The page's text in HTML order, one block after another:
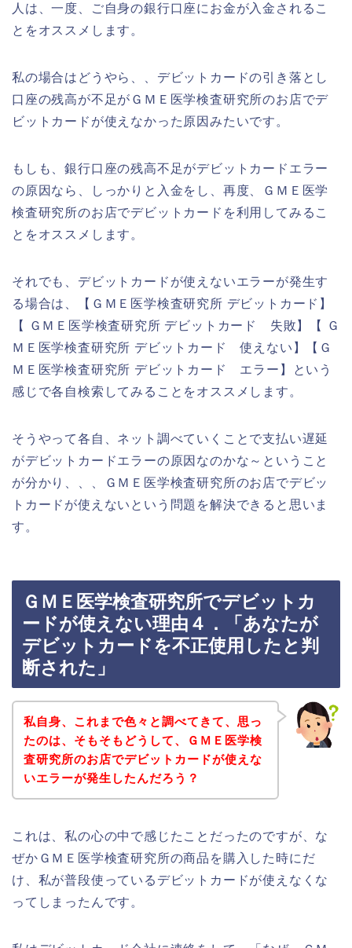
人は、一度、ご自身の銀行口座にお金が入金されるこ
とをオススメします。
私の場合はどうやら、、デビットカードの引き落とし
口座の残高が不足がＧＭＥ医学検査研究所のお店でデ
ビットカードが使えなかった原因みたいです。
もしも、銀行口座の残高不足がデビットカードエラー
の原因なら、しっかりと入金をし、再度、ＧＭＥ医学
検査研究所のお店でデビットカードを利用してみるこ
とをオススメします。
それでも、デビットカードが使えないエラーが発生す
る場合は、【ＧＭＥ医学検査研究所 デビットカード】
【 ＧＭＥ医学検査研究所 デビットカード 失敗】【 Ｇ
ＭＥ医学検査研究所 デビットカード 使えない】【Ｇ
ＭＥ医学検査研究所 デビットカード エラー】という
感じで各自検索してみることをオススメします。
そうやって各自、ネット調べていくことで支払い遅延
がデビットカードエラーの原因なのかな～ということ
が分かり、、、ＧＭＥ医学検査研究所のお店でデビッ
トカードが使えないという問題を解決できると思いま
す。
ＧＭＥ医学検査研究所でデビットカ
ードが使えない理由４．「あなたが
デビットカードを不正使用したと判
断された」
私自身、これまで色々と調べてきて、思っ
たのは、そもそもどうして、ＧＭＥ医学検
査研究所のお店でデビットカードが使えな
いエラーが発生したんだろう？
これは、私の心の中で感じたことだったのですが、な
ぜかＧＭＥ医学検査研究所の商品を購入した時にだ
け、私が普段使っているデビットカードが使えなくな
ってしまったんです。